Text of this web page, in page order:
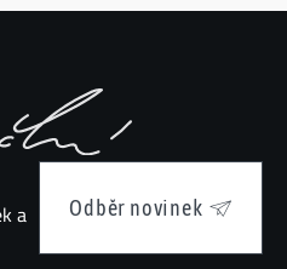
a Odběr novinek